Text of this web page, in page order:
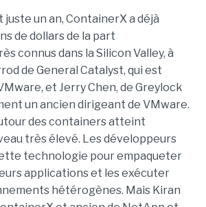
juste un an, ContainerX a déjà
de dollars de la part
connus dans la Silicon Valley, à
de General Catalyst, qui est
et Jerry Chen, de Greylock
un ancien dirigeant de VMware.
des containers atteint
très élevé. Les développeurs
technologie pour empaqueter
applications et les exécuter
hétérogènes. Mais Kiran